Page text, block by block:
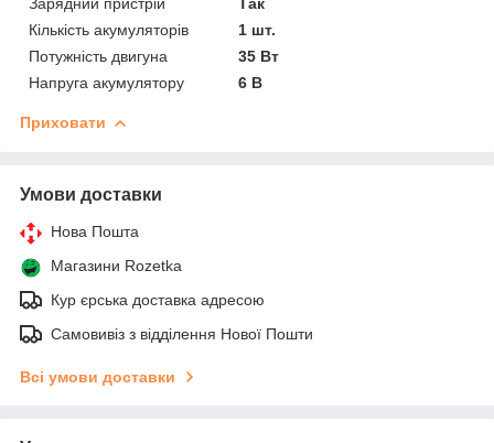
Кількість акумуляторів
1 шт.
Потужність двигуна
35 Вт
Напруга акумулятору
6 В
Приховати
Умови доставки
Нова Пошта
Магазини Rozetka
Кур єрська доставка адресою
Самовивіз з відділення Нової Пошти
Всі умови доставки